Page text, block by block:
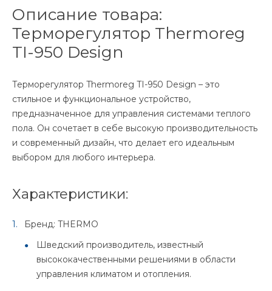
Описание товара:
Терморегулятор Thermoreg
TI-950 Design
Терморегулятор Thermoreg TI-950 Design – это
стильное и функциональное устройство,
предназначенное для управления системами теплого
пола. Он сочетает в себе высокую производительность
и современный дизайн, что делает его идеальным
выбором для любого интерьера.
Характеристики:
Бренд: THERMO
Шведский производитель, известный
высококачественными решениями в области
управления климатом и отопления.